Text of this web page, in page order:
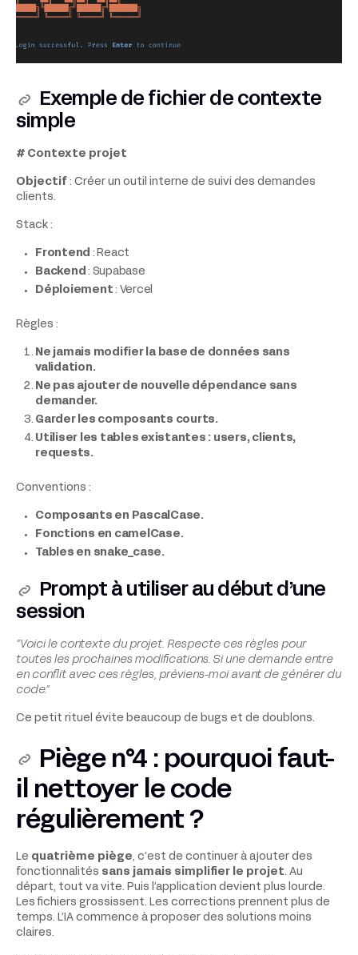
Exemple de fichier de contexte
simple
# Contexte projet
Objectif : Créer un outil interne de suivi des demandes
clients.
Stack :
Frontend : React
Backend : Supabase
Déploiement : Vercel
Règles :
Ne jamais modifier la base de données sans
validation.
Ne pas ajouter de nouvelle dépendance sans
demander.
Garder les composants courts.
Utiliser les tables existantes : users, clients,
requests.
Conventions :
Composants en PascalCase.
Fonctions en camelCase.
Tables en snake_case.
Prompt à utiliser au début d’une
session
“Voici le contexte du projet. Respecte ces règles pour
toutes les prochaines modifications. Si une demande entre
en conflit avec ces règles, préviens-moi avant de générer du
code.”
Ce petit rituel évite beaucoup de bugs et de doublons.
Piège n°4 : pourquoi faut-
il nettoyer le code
régulièrement ?
Le quatrième piège, c’est de continuer à ajouter des
fonctionnalités sans jamais simplifier le projet. Au
départ, tout va vite. Puis l’application devient plus lourde.
Les fichiers grossissent. Les corrections prennent plus de
temps. L’IA commence à proposer des solutions moins
claires.